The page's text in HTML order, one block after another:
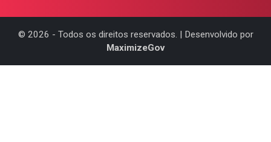
© 2026 - Todos os direitos reservados. | Desenvolvido por
MaximizeGov